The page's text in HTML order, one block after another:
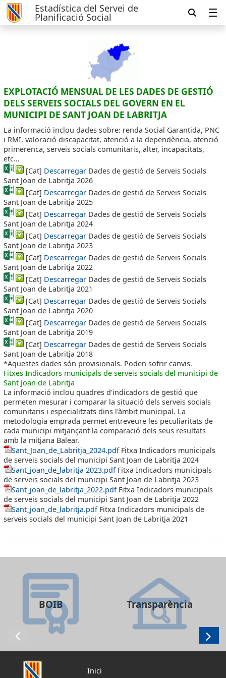
Estadística del Servei de
Planificació Social
EXPLOTACIÓ MENSUAL DE LES DADES DE GESTIÓ
DELS SERVEIS SOCIALS DEL GOVERN EN EL
MUNICIPI DE SANT JOAN DE LABRITJA
La informació inclou dades sobre: renda Social Garantida, PNC
i RMI, valoració discapacitat, atenció a la dependència, atenció
primerenca, serveis socials comunitaris, alter, incapacitats,
etc...
[Cat] Descarregar Dades de gestió de Serveis Socials
Sant Joan de Labritja 2026
[Cat] Descarregar Dades de gestió de Serveis Socials
Sant Joan de Labritja 2025
[Cat] Descarregar Dades de gestió de Serveis Socials
Sant Joan de Labritja 2024
[Cat] Descarregar Dades de gestió de Serveis Socials
Sant Joan de Labritja 2023
[Cat] Descarregar Dades de gestió de Serveis Socials
Sant Joan de Labritja 2022
[Cat] Descarregar Dades de gestió de Serveis Socials
Sant Joan de Labritja 2021
[Cat] Descarregar Dades de gestió de Serveis Socials
Sant Joan de Labritja 2020
[Cat] Descarregar Dades de gestió de Serveis Socials
Sant Joan de Labritja 2019
[Cat] Descarregar Dades de gestió de Serveis Socials
Sant Joan de Labritja 2018
*Aquestes dades són provisionals. Poden sofrir canvis.
Fitxes Indicadors municipals de serveis socials del municipi de
Sant Joan de Labritja
La informació inclou quadres d'indicadors de gestió que
permeten mesurar i comparar la situació dels serveis socials
comunitaris i especialitzats dins l'àmbit municipal. La
metodologia emprada permet entreveure les peculiaritats de
cada municipi mitjançant la comparació dels seus resultats
amb la mitjana Balear.
Sant_Joan_de_Labritja_2024.pdfFitxa Indicadors municipals
de serveis socials del municipi Sant Joan de Labritja 2024
Sant_joan_de_labritja 2023.pdfFitxa Indicadors municipals
de serveis socials del municipi Sant Joan de Labritja 2023
Sant_joan_de_labritja_2022.pdfFitxa Indicadors municipals
de serveis socials del municipi Sant Joan de Labritja 2022
Sant_joan_de_labritja.pdfFitxa Indicadors municipals de
serveis socials del municipi Sant Joan de Labritja 2021
BOIB Transparència
Inici